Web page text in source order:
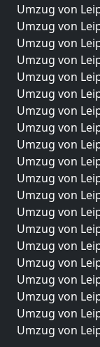
Umzug von
Umzug von
Umzug von
Umzug von
Umzug von
Umzug von
Umzug von
Umzug von
Umzug von
Umzug von
Umzug von
Umzug von
Umzug von
Umzug von
Umzug von
Umzug von
Umzug von
Umzug von
Umzug von
Umzug von